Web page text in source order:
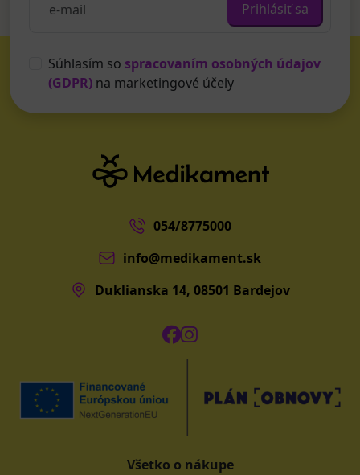
Prihlásiť sa
Súhlasím so spracovaním osobných údajov
(GDPR) na marketingové účely
054/8775000
info@medikament.sk
Duklianska 14, 08501 Bardejov
Všetko o nákupe